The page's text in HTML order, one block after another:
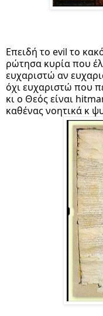
Επειδή το evil το
ρώτησα κυρία που
ευχαριστώ αν
όχι ευχαριστώ που
κι ο Θεός είναι
καθένας νοητικά κ